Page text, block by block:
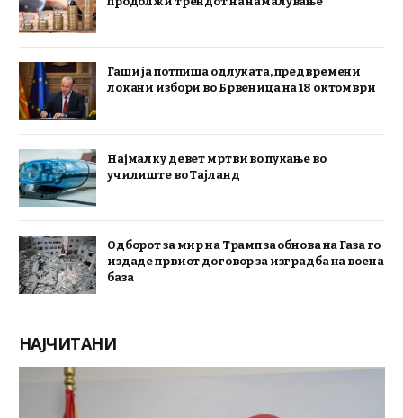
Гаши ја потпиша одлуката, предвремени
локани избори во Брвеница на 18 октомври
Најмалку девет мртви во пукање во
училиште во Тајланд
Одборот за мир на Трамп за обнова на Газа го
издаде првиот договор за изградба на воена
база
НАЈЧИТАНИ